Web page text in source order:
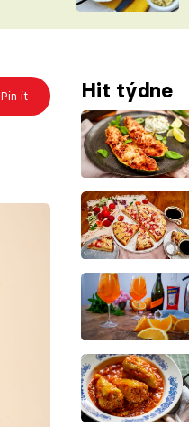
ŠÉFREDAKTORKY
ČASOPIS
Pin it Hit týdne